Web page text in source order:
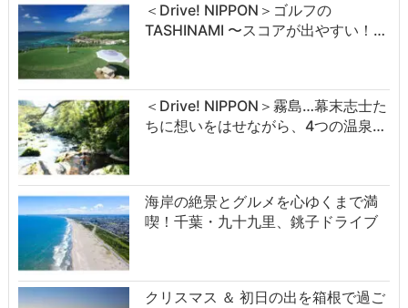
＜Drive! NIPPON＞ゴルフの
TASHINAMI 〜スコアが出やすい！…
＜Drive! NIPPON＞霧島…幕末志士た
ちに想いをはせながら、4つの温泉…
海岸の絶景とグルメを心ゆくまで満
喫！千葉・九十九里、銚子ドライブ
クリスマス ＆ 初日の出を箱根で過ご